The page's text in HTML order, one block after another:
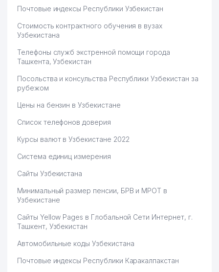
Почтовые индексы Республики Узбекистан
Стоимость контрактного обучения в вузах
Узбекистана
Телефоны служб экстренной помощи города
Ташкента, Узбекистан
Посольства и консульства Республики Узбекистан за
рубежом
Цены на бензин в Узбекистане
Список телефонов доверия
Курсы валют в Узбекистане 2022
Система единиц измерения
Сайты Узбекистана
Минимальный размер пенсии, БРВ и МРОТ в
Узбекистане
Сайты Yellow Pages в Глобальной Сети Интернет, г.
Ташкент, Узбекистан
Автомобильные коды Узбекистана
Почтовые индексы Республики Каракалпакстан